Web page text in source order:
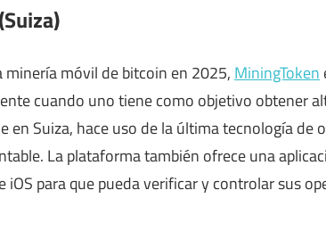
minería móvil de bitcoin en 2025, MiningToken
cuando uno tiene como objetivo obtener
en Suiza, hace uso de la última tecnología de
La plataforma también ofrece una
para que pueda verificar y controlar sus